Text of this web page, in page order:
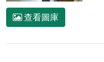
查看圖庫